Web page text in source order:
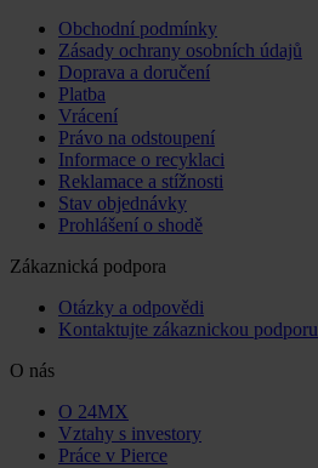
Obchodní podmínky
Zásady ochrany osobních údajů
Doprava a doručení
Platba
Vrácení
Právo na odstoupení
Informace o recyklaci
Reklamace a stížnosti
Stav objednávky
Prohlášení o shodě
Zákaznická podpora
Otázky a odpovědi
Kontaktujte zákaznickou podporu
O nás
O 24MX
Vztahy s investory
Práce v Pierce